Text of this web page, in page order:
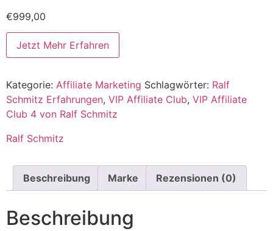
€999,00
Jetzt Mehr Erfahren
Kategorie: Affiliate Marketing Schlagwörter: Ralf
Schmitz Erfahrungen, VIP Affiliate Club, VIP Affiliate
Club 4 von Ralf Schmitz
Ralf Schmitz
Beschreibung Marke Rezensionen (0)
Beschreibung